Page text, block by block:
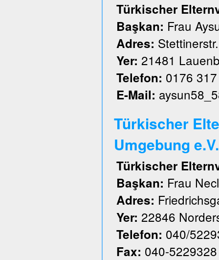
Türkischer
Başkan: Frau
Adres:
Yer: 21481
Telefon: 0176
E-Mail:
Türkischer
Umgebung e.V.
Türkischer
Başkan: Frau
Adres:
Yer: 22846
Telefon: 040/
Fax: 040-5229328